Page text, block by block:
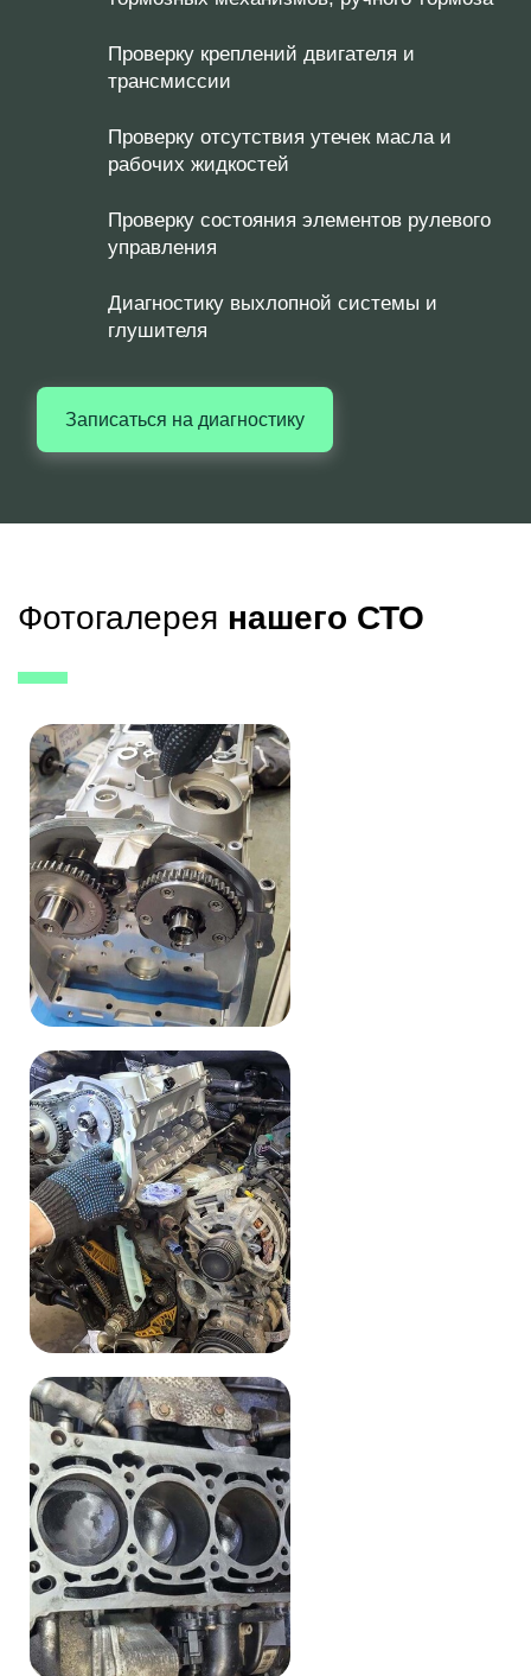
Проверку креплений двигателя и
трансмиссии
Проверку отсутствия утечек масла и
рабочих жидкостей
Проверку состояния элементов рулевого
управления
Диагностику выхлопной системы и
глушителя
Записаться на диагностику
Фотогалерея нашего СТО